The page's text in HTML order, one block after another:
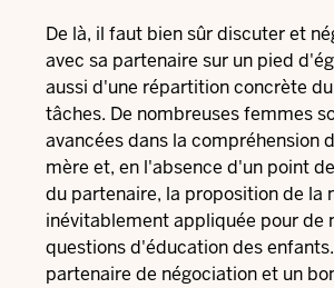
De là, il faut bien sûr discuter et
avec sa partenaire sur un pied
aussi d'une répartition concrète
tâches. De nombreuses femmes
avancées dans la compréhension
mère et, en l'absence d'un point
du partenaire, la proposition de la
inévitablement appliquée pour de
questions d'éducation des
partenaire de négociation et un